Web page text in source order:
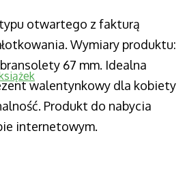
otwartego z fakturą
Wymiary produktu:
67 mm. Idealna
walentynkowy dla kobiety
Produkt do nabycia
internetowym.